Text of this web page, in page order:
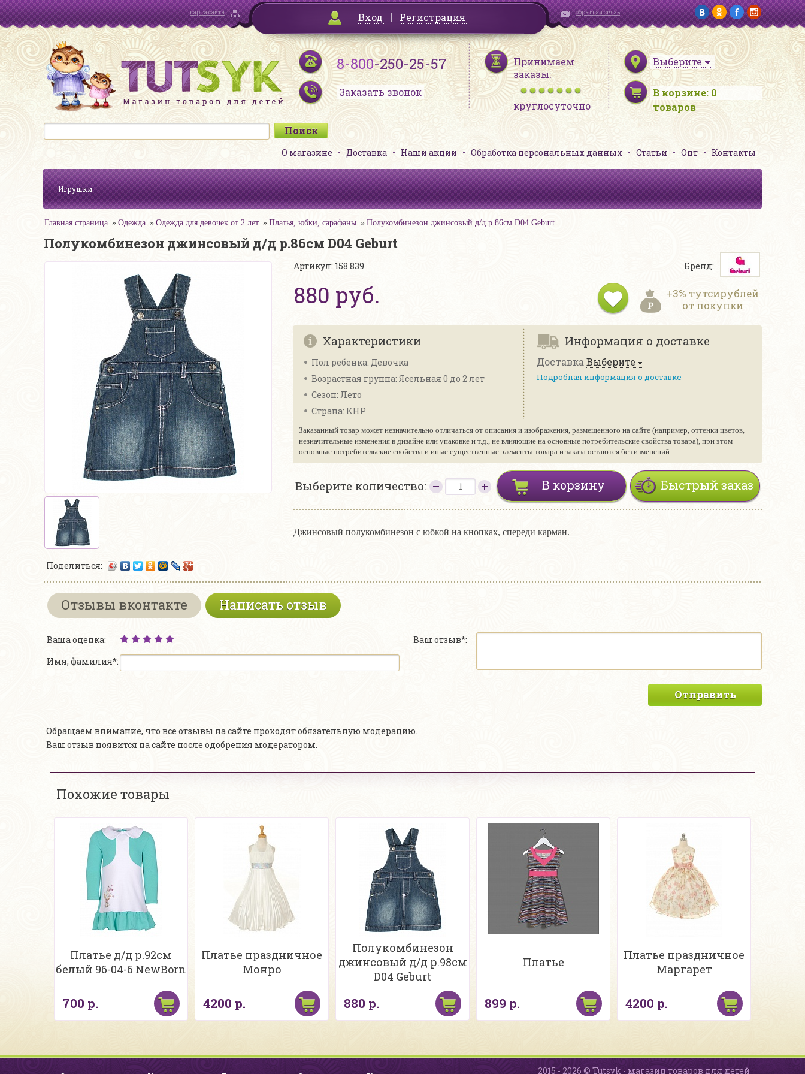
карта сайта Вход Регистрация обратная связь
8-800-250-25-57
Заказать звонок
Принимаем
заказы:
круглосуточно
Выберите
В корзине: 0
товаров
О магазине Доставка Наши акции Обработка персональных данных Статьи Опт Контакты
Игрушки
Главная страница Одежда Одежда для девочек от 2 лет Платья, юбки, сарафаны Полукомбинезон джинсовый д/д р.86см D04 Geburt
Полукомбинезон джинсовый д/д р.86см D04 Geburt
Поделиться:
Артикул: 158 839
880 руб.
Бренд:
+3% тутсирублей
от покупки
Характеристики
Пол ребенка: Девочка
Возрастная группа: Ясельная 0 до 2 лет
Сезон: Лето
Страна: КНР
Информация о доставке
Доставка Выберите
Подробная информация о доставке
Заказанный товар может незначительно отличаться от описания и изображения, размещенного на сайте (например, оттенки цветов,
незначительные изменения в дизайне или упаковке и т.д., не влияющие на основные потребительские свойства товара), при этом
основные потребительские свойства и иные существенные элементы товара и заказа остаются без изменений.
Выберите количество: Быстрый заказ
В корзину
Джинсовый полукомбинезон с юбкой на кнопках, спереди карман.
Отзывы вконтакте Написать отзыв
Ваша оценка:
Имя, фамилия*:
Ваш отзыв*:
Отправить
Обращаем внимание, что все отзывы на сайте проходят обязательную модерацию.
Ваш отзыв появится на сайте после одобрения модератором.
Похожие товары
Платье д/д р.92см
белый 96-04-6 NewBorn
700 р.
Платье праздничное
Монро
4200 р.
Полукомбинезон
джинсовый д/д р.98см
D04 Geburt
880 р.
Платье
899 р.
Платье праздничное
Маргарет
4200 р.
2015 - 2026 © Tutsyk - магазин товаров для детей